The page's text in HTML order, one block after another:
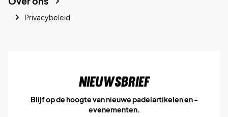
Privacybeleid
Nieuwsbrief
Blijf op de hoogte van nieuwe padelartikelen en -
evenementen.